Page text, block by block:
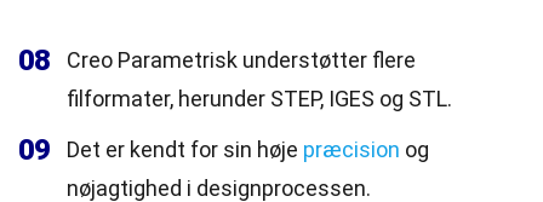
08
Creo Parametrisk understøtter flere
filformater, herunder STEP, IGES og STL.
09 Det er kendt for sin høje præcision og
nøjagtighed i designprocessen.